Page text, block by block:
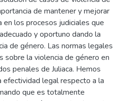
de mantener y mejorar
en los procesos judiciales que
y oportuno dando la
de género. Las normas legales
la violencia de género en
penales de Juliaca. Hemos
efectividad legal respecto a la
que es totalmente